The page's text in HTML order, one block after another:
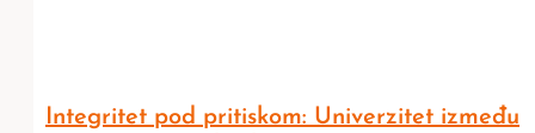
Integritet pod pritiskom: Univerzitet između